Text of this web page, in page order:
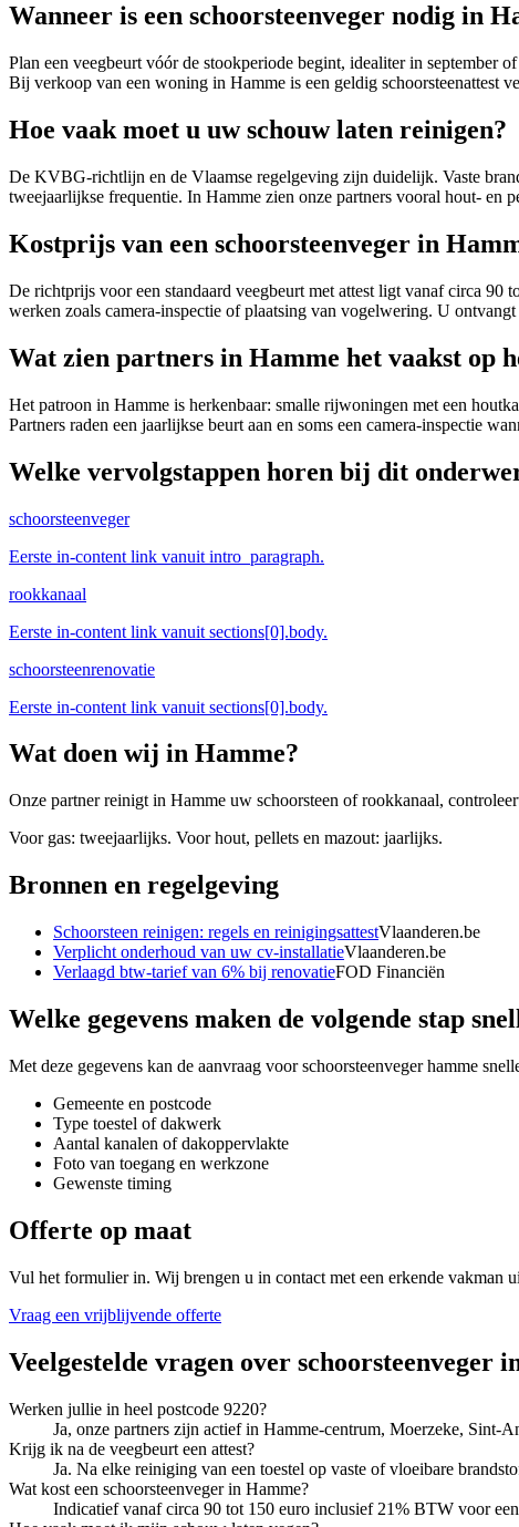
Wanneer is een schoorsteenveger nodig in
Plan een veegbeurt vóór de stookperiode begint, idealiter in september
Bij verkoop van een woning in Hamme is een geldig schoorsteenattest
Hoe vaak moet u uw schouw laten reinigen?
De KVBG-richtlijn en de Vlaamse regelgeving zijn duidelijk. Vaste
tweejaarlijkse frequentie. In Hamme zien onze partners vooral hout- en
Kostprijs van een schoorsteenveger in
De richtprijs voor een standaard veegbeurt met attest ligt vanaf circa 90
werken zoals camera-inspectie of plaatsing van vogelwering. U
Wat zien partners in Hamme het vaakst op
Het patroon in Hamme is herkenbaar: smalle rijwoningen met een
Partners raden een jaarlijkse beurt aan en soms een camera-inspectie
Welke vervolgstappen horen bij dit
schoorsteenveger
Eerste in-content link vanuit intro_paragraph.
rookkanaal
Eerste in-content link vanuit sections[0].body.
schoorsteenrenovatie
Eerste in-content link vanuit sections[0].body.
Wat doen wij in Hamme?
Onze partner reinigt in Hamme uw schoorsteen of rookkanaal,
Voor gas: tweejaarlijks. Voor hout, pellets en mazout: jaarlijks.
Bronnen en regelgeving
Schoorsteen reinigen: regels en reinigingsattestVlaanderen.be
Verplicht onderhoud van uw cv-installatieVlaanderen.be
Verlaagd btw-tarief van 6% bij renovatieFOD Financiën
Welke gegevens maken de volgende stap
Met deze gegevens kan de aanvraag voorschoorsteenveger hamme
Gemeente en postcode
Type toestel of dakwerk
Aantal kanalen of dakoppervlakte
Foto van toegang en werkzone
Gewenste timing
Offerte op maat
Vul het formulier in. Wij brengen u in contact met een erkende vakman
Vraag een vrijblijvende offerte
Veelgestelde vragen over schoorsteenveger
Werken jullie in heel postcode 9220?
Ja, onze partners zijn actief in Hamme-centrum, Moerzeke, Sint-
Krijg ik na de veegbeurt een attest?
Ja. Na elke reiniging van een toestel op vaste of vloeibare
Wat kost een schoorsteenveger in Hamme?
Indicatief vanaf circa 90 tot 150 euro inclusief 21% BTW voor